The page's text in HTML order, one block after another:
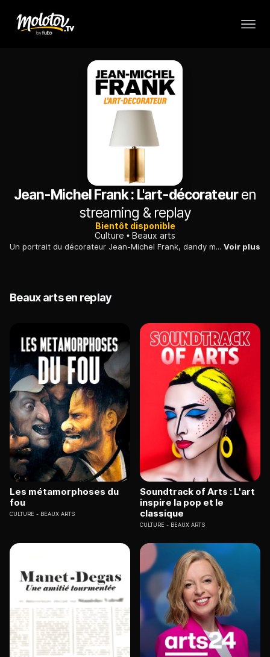
Jean-Michel Frank : L'art-décorateuren
streaming & replay
Bientôt disponible
Culture
Beaux arts
Un portrait du décorateur Jean-Michel Frank, dandy mélancolique et autodidacte, qui a révolutionné la décoration d'intérieur, alliant minimalisme et matériaux luxueux. Voir plus
Beaux arts en replay
Les métamorphoses du
fou
CULTURE BEAUX ARTS
Soundtrack of Arts : L'art
inspire la pop et le
classique
CULTURE BEAUX ARTS